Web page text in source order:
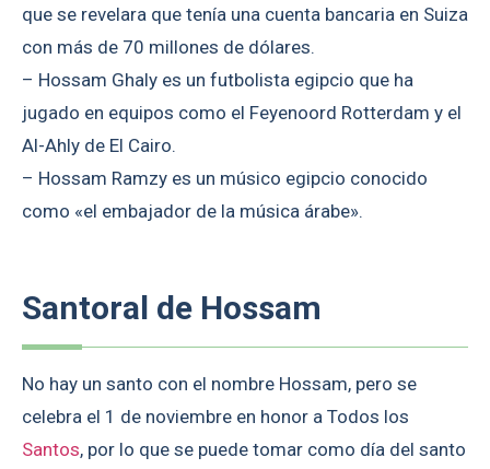
que se revelara que tenía una cuenta bancaria en Suiza
con más de 70 millones de dólares.
– Hossam Ghaly es un futbolista egipcio que ha
jugado en equipos como el Feyenoord Rotterdam y el
Al-Ahly de El Cairo.
– Hossam Ramzy es un músico egipcio conocido
como «el embajador de la música árabe».
Santoral de Hossam
No hay un santo con el nombre Hossam, pero se
celebra el 1 de noviembre en honor a Todos los
Santos, por lo que se puede tomar como día del santo